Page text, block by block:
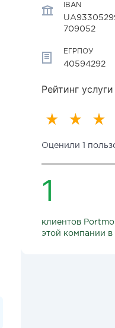
IBAN
709052
ЕГРПОУ
40594292
Рейтинг услуги
Оценили 1
1
клиентов
этой компании